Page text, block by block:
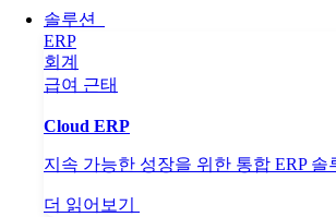
솔루션
ERP
회계
급여 근태
Cloud ERP
지속 가능한 성장을 위한 통합 ERP 솔
더 읽어보기